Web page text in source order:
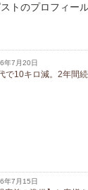
トのプロフィー
年7月20日
で10キロ減。2年間
年7月15日